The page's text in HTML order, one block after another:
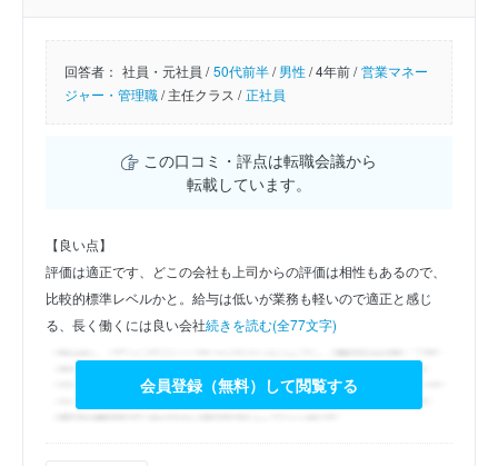
回答者： 社員・元社員 / 50代前半/男性/4年前 / 営業マネー
ジャー・管理職/主任クラス / 正社員
この口コミ・評点は転職会議から
転載しています。
【良い点】
評価は適正です、どこの会社も上司からの評価は相性もあるので、
比較的標準レベルかと。給与は低いが業務も軽いので適正と感じ
る、長く働くには良い会社続きを読む(全77文字)
会員登録（無料）して閲覧する